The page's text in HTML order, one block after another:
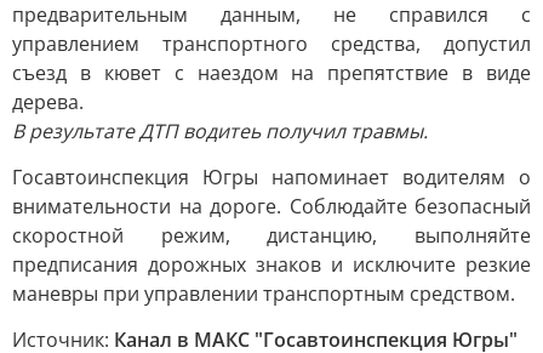
предварительным данным, не справился с
управлением транспортного средства, допустил
съезд в кювет с наездом на препятствие в виде
дерева.
В результате ДТП водитеь получил травмы.
Госавтоинспекция Югры напоминает водителям о
внимательности на дороге. Соблюдайте безопасный
скоростной режим, дистанцию, выполняйте
предписания дорожных знаков и исключите резкие
маневры при управлении транспортным средством.
Источник: Канал в МАКС "Госавтоинспекция Югры"